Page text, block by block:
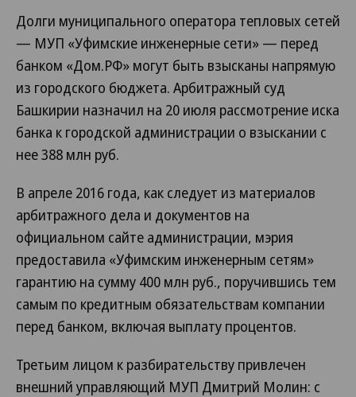
Долги муниципального оператора тепловых сетей
— МУП «Уфимские инженерные сети» — перед
банком «Дом.РФ» могут быть взысканы напрямую
из городского бюджета. Арбитражный суд
Башкирии назначил на 20 июля рассмотрение иска
банка к городской администрации о взыскании с
нее 388 млн руб.
В апреле 2016 года, как следует из материалов
арбитражного дела и документов на
официальном сайте администрации, мэрия
предоставила «Уфимским инженерным сетям»
гарантию на сумму 400 млн руб., поручившись тем
самым по кредитным обязательствам компании
перед банком, включая выплату процентов.
Третьим лицом к разбирательству привлечен
внешний управляющий МУП Дмитрий Молин: с